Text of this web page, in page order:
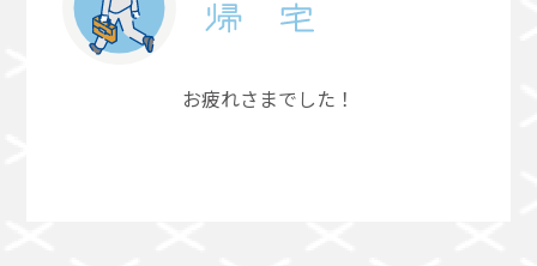
お疲れさまでした！